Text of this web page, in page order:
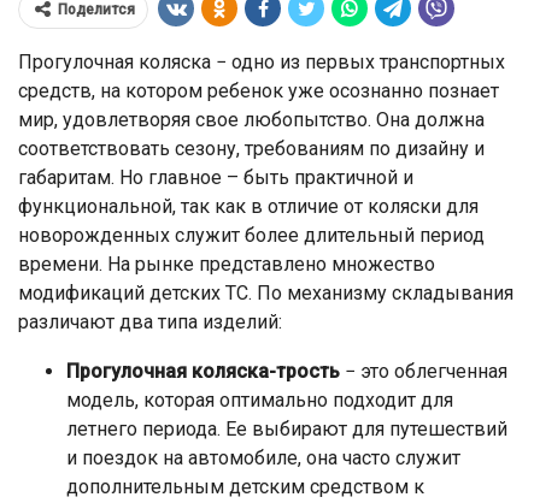
Поделится
Прогулочная коляска − одно из первых транспортных
средств, на котором ребенок уже осознанно познает
мир, удовлетворяя свое любопытство. Она должна
соответствовать сезону, требованиям по дизайну и
габаритам. Но главное – быть практичной и
функциональной, так как в отличие от коляски для
новорожденных служит более длительный период
времени. На рынке представлено множество
модификаций детских ТС. По механизму складывания
различают два типа изделий:
Прогулочная коляска-трость − это облегченная
модель, которая оптимально подходит для
летнего периода. Ее выбирают для путешествий
и поездок на автомобиле, она часто служит
дополнительным детским средством к